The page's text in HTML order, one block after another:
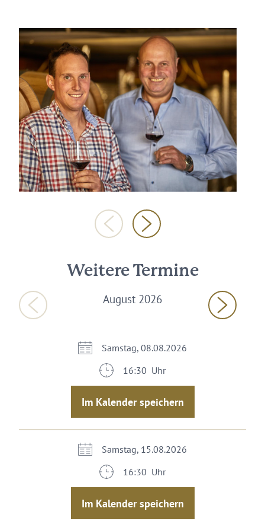
Weitere Termine
August 2026
Samstag, 08.08.2026
16:30 Uhr
Im Kalender speichern
Samstag, 15.08.2026
16:30 Uhr
Im Kalender speichern